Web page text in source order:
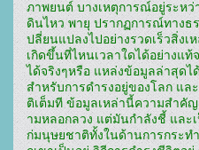
ภาพยนต์ บางเหตุการณ์อยู่ระหว่
ดินไหว พายุ ปรากฏการณ์ทางธ
ปลี่ยนแปลงไปอย่างรวดเร็วสิ่งเ
เกิดขึ้นที่ไหนเวลาใดได้อย่างแ
ได้จริงๆหรือ แหล่งข้อมูลล่าสุดไ
สำหรับการดำรงอยู่ของโลก แล
ติเต็มที ข้อมูลเหล่านี้ความสำคั
ามหลอกลวง แต่มันกำลังชี้ แล
ก่มนุษยชาติทั้งในด้านการกระท